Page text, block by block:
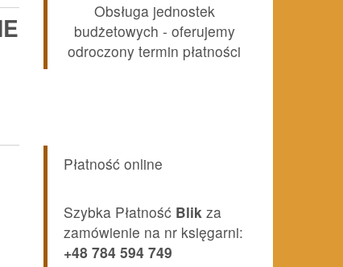
Obsługa jednostek
budżetowych - oferujemy
odroczony termin płatności
Płatność online
Szybka Płatność Blik za
zamówienie na nr księgarni:
+48 784 594 749